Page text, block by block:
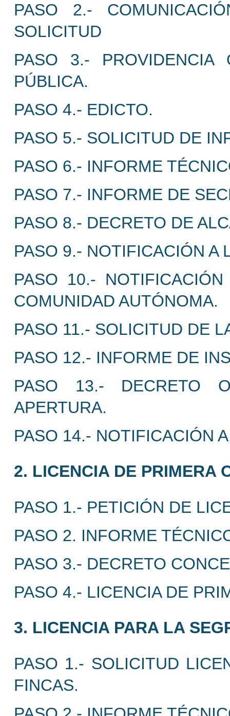
PASO 2.-
SOLICITUD
PASO 3.- PROVIDENCIA
PÚBLICA.
PASO 4.- EDICTO.
PASO 5.- SOLICITUD DE
PASO 6.- INFORME
PASO 7.- INFORME DE
PASO 8.- DECRETO DE
PASO 9.- NOTIFICACIÓN A
PASO 10.-
COMUNIDAD AUTÓNOMA.
PASO 11.- SOLICITUD DE
PASO 12.- INFORME DE
PASO 13.- DECRETO
APERTURA.
PASO 14.- NOTIFICACIÓN
2. LICENCIA DE PRIMERA
PASO 1.- PETICIÓN DE
PASO 2. INFORME
PASO 3.- DECRETO
PASO 4.- LICENCIA DE
3. LICENCIA PARA LA
PASO 1.- SOLICITUD
FINCAS.